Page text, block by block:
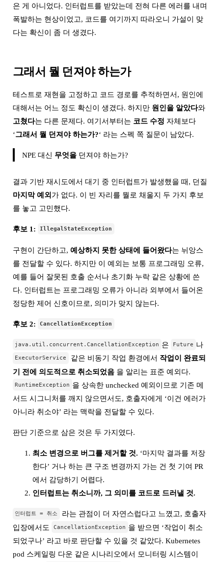
은 게 아니었다. 인터럽트를 받았는데 전혀 다른 에러를 내며
폭발하는 현상이었고, 코드를 여기까지 따라오니 가설이 맞
다는 확신이 좀 더 생겼다.
그래서 뭘 던져야 하는가
테스트로 재현을 고정하고 코드 경로를 추적하면서, 원인에
대해서는 어느 정도 확신이 생겼다. 하지만 원인을 알았다와
고쳤다는 다른 문제다. 여기서부터는 코드 수정 자체보다
‘그래서 뭘 던져야 하는가?‘ 라는 스펙 쪽 질문이 남았다.
NPE 대신 무엇을던져야 하는가?
결과 기반 재시도에서 대기 중 인터럽트가 발생했을 때, 던질
마지막 예외가 없다. 이 빈 자리를 뭘로 채울지 두 가지 후보
를 놓고 고민했다.
후보 1: IllegalStateException
구현이 간단하고, 예상하지 못한 상태에 들어왔다는 뉘앙스
를 전달할 수 있다. 하지만 이 예외는 보통 프로그래밍 오류,
예를 들어 잘못된 호출 순서나 초기화 누락 같은 상황에 쓴
다. 인터럽트는 프로그래밍 오류가 아니라 외부에서 들어온
정당한 제어 신호이므로, 의미가 맞지 않는다.
후보 2: CancellationException
java.util.concurrent.CancellationException 은 Future 나
ExecutorService 같은 비동기 작업 환경에서 작업이 완료되
기 전에 의도적으로 취소되었음을 알리는 표준 예외다.
RuntimeException 을 상속한 unchecked 예외이므로 기존 메
서드 시그니처를 깨지 않으면서도, 호출자에게 ‘이건 에러가
아니라 취소야’ 라는 맥락을 전달할 수 있다.
판단 기준으로 삼은 것은 두 가지였다.
최소 변경으로 버그를 제거할 것. ‘마지막 결과를 저장
한다’ 거나 하는 큰 구조 변경까지 가는 건 첫 기여 PR
에서 감당하기 어렵다.
인터럽트는 취소니까, 그 의미를 코드로 드러낼 것.
인터럽트 = 취소
라는 관점이 더 자연스럽다고 느꼈고, 호출자
입장에서도
CancellationException 을 받으면 ‘작업이 취소
되었구나’ 라고 바로 판단할 수 있을 것 같았다. Kubernetes
pod 스케일링 다운 같은 시나리오에서 모니터링 시스템이